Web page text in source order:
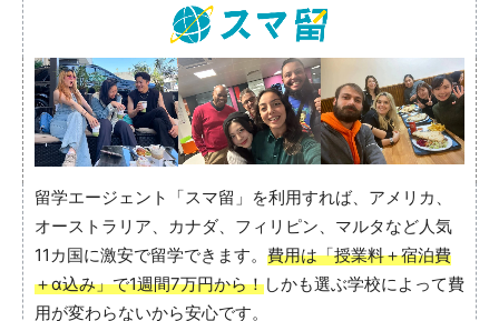
留学エージェント「スマ留」を利用すれば、アメリカ、
オーストラリア、カナダ、フィリピン、マルタなど人気
11カ国に激安で留学できます。 費用は「授業料＋宿泊費
＋α込み」で1週間7万円から！しかも選ぶ学校によって費
用が変わらないから安心です。